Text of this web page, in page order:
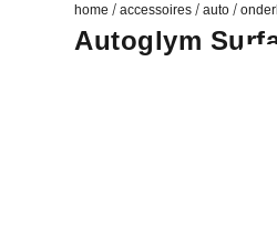
home /accessoires /auto /
Autoglym